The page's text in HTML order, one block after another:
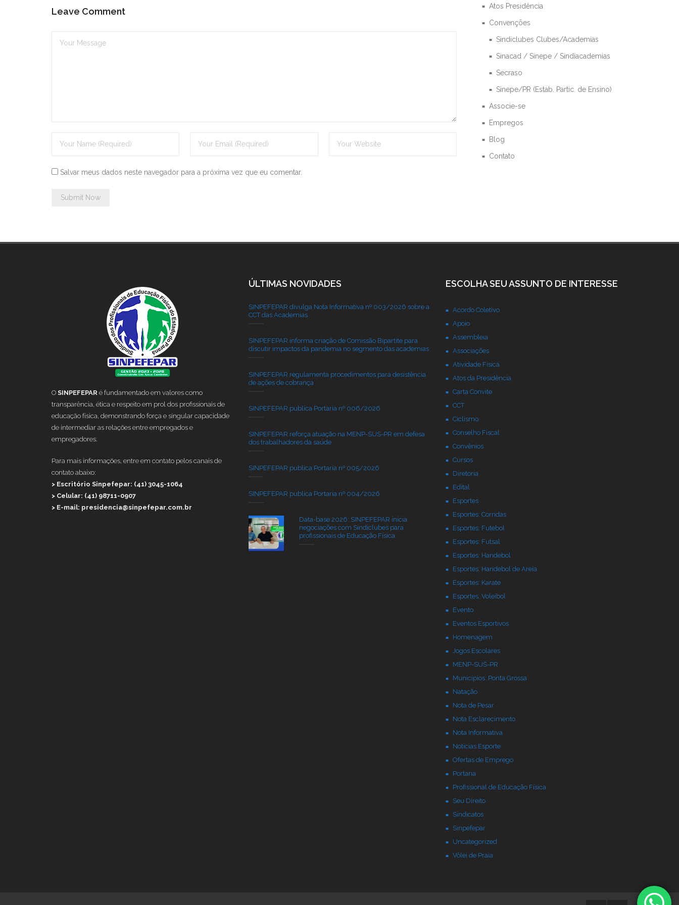
Leave Comment
Salvar meus dados neste navegador para a próxima vez que eu comentar.
Atos Presidência
Convenções
Sindiclubes Clubes/Academias
Sinacad / Sinepe / Sindiacademias
Secraso
Sinepe/PR (Estab. Partic. de Ensino)
Associe-se
Empregos
Blog
Contato
O SINPEFEPAR é fundamentado em valores como
transparência, ética e respeito em prol dos profissionais de
educação física, demonstrando força e singular capacidade
de intermediar as relações entre empregados e
empregadores.
Para mais informações, entre em contato pelos canais de
contato abaixo:
> Escritório Sinpefepar: (41) 3045-1064
> Celular: (41) 98711-0907
> E-mail: presidencia@sinpefepar.com.br
ÚLTIMAS NOVIDADES
SINPEFEPAR divulga Nota Informativa nº 003/2026 sobre a
CCT das Academias
SINPEFEPAR informa criação de Comissão Bipartite para
discutir impactos da pandemia no segmento das academias
SINPEFEPAR regulamenta procedimentos para desistência
de ações de cobrança
SINPEFEPAR publica Portaria nº 006/2026
SINPEFEPAR reforça atuação na MENP-SUS-PR em defesa
dos trabalhadores da saúde
SINPEFEPAR publica Portaria nº 005/2026
SINPEFEPAR publica Portaria nº 004/2026
Data-base 2026: SINPEFEPAR inicia
negociações com Sindiclubes para
profissionais de Educação Física
ESCOLHA SEU ASSUNTO DE INTERESSE
Acordo Coletivo
Apoio
Assembleia
Associações
Atividade Física
Atos da Presidência
Carta Convite
CCT
Ciclismo
Conselho Fiscal
Convênios
Cursos
Diretoria
Edital
Esportes
Esportes: Corridas
Esportes: Futebol
Esportes: Futsal
Esportes: Handebol
Esportes: Handebol de Areia
Esportes: Karate
Esportes: Voleibol
Evento
Eventos Esportivos
Homenagem
Jogos Escolares
MENP-SUS-PR
Municipios: Ponta Grossa
Natação
Nota de Pesar
Nota Esclarecimento
Nota Informativa
Noticias Esporte
Ofertas de Emprego
Portaria
Profissional de Educação Física
Seu Direito
Sindicatos
Sinpefepar
Uncategorized
Vôlei de Praia